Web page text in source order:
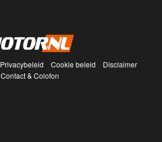
Privacybeleid Cookie beleid
Disclaimer
Contact & Colofon